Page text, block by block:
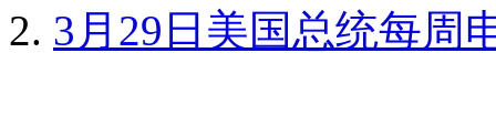
3月29日美国总统每周